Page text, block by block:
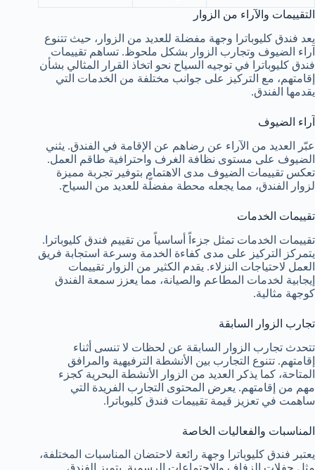
التقييمات والآراء من الزوار
يعد فندق كليوباترا وجهة مفضلة للعديد من الزوار، حيث تتنوع
آراء الضيوف وتجارب الزوار بشكل ملحوظ. تساهم تقييمات
فندق كليوباترا في توجيه السياح نحو اتخاذ القرار المثالي بشأن
إقامتهم، مع التركيز على جوانب مختلفة من الخدمات التي
يقدمها الفندق.
آراء الضيوف
عبّر العديد من الآراء عن رضاهم عن الإقامة في الفندق. يثني
الضيوف على مستوى نظافة الغرف واحترافية طاقم العمل.
تعكس تقييمات الضيوف مدى الاهتمام بتوفير تجربة مميزة
لزوار الفندق، مما يجعله محطة مفضلّة للعديد من السياح.
تقييمات الخدمات
تقييمات الخدمات تمثل جزءاً أساسياً من تقييم فندق كليوباترا.
يتمركز التركيز على مدى كفاءة الخدمة وسرعة استجابة فريق
العمل لاحتياجات النزلاء. يقدم الكثير من الزوار تقييمات
إيجابية لخدمات المطاعم والصيانة، مما يعزز سمعة الفندق
كوجهة مثالية.
تجارب الزوار السابقة
تتحدث تجارب الزوار السابقة عن لحظات لا تنسى أثناء
إقامتهم. تتنوع التجارب بين الأنشطة الترفيهية والمرافق
المتاحة، كما يذكر العديد من الزوار الأنشطة البحرية كجزء
مهم من إقامتهم. يعرض المحتوى التجارب الفريدة التي
ساهمت في تعزيز قيمة تقييمات فندق كليوباترا.
المناسبات والفعاليات الخاصة
يعتبر فندق كليوباترا وجهة رائعة لاحتضان المناسبات المختلفة،